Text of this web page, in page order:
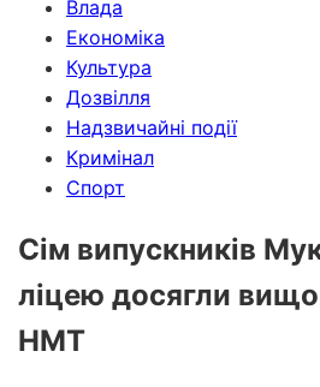
Влада
Економіка
Культура
Дозвілля
Надзвичайні події
Кримінал
Спорт
Сім випускників
ліцею досягли
НМТ